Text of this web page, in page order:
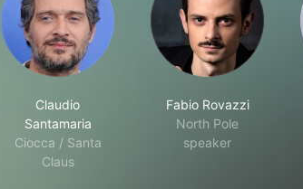
Claudio
Santamaria
Ciocca / Santa
Claus
Fabio Rovazzi
North Pole
speaker